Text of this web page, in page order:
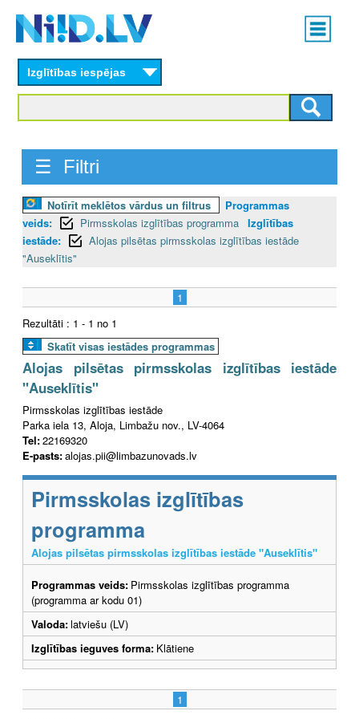
content
Main
menu
Izglītības iespējas
☰ Filtri
Notīrīt meklētos vārdus un filtrus
Programmas
veids:
Pirmsskolas izglītības programma Izglītības
iestāde:
Alojas pilsētas pirmsskolas izglītības iestāde
"Auseklītis"
1
Rezultāti : 1 - 1 no 1
Skatīt visas iestādes programmas
Alojas pilsētas pirmsskolas izglītības iestāde
"Auseklītis"
Pirmsskolas izglītības iestāde
Parka iela 13, Aloja, Limbažu nov., LV-4064
Tel:22169320
E-pasts:alojas.pii@limbazunovads.lv
Pirmsskolas izglītības
programma
Alojas pilsētas pirmsskolas izglītības iestāde "Auseklītis"
Programmas veids: Pirmsskolas izglītības programma
(programma ar kodu 01)
Valoda:latviešu (LV)
Izglītības ieguves forma: Klātiene
1